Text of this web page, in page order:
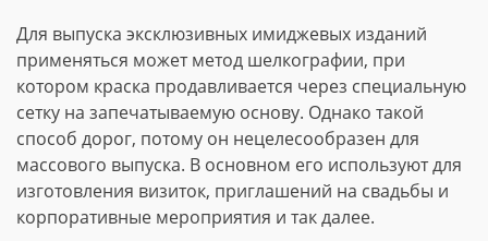
Для выпуска эксклюзивных имиджевых изданий
применяться может метод шелкографии, при
котором краска продавливается через специальную
сетку на запечатываемую основу. Однако такой
способ дорог, потому он нецелесообразен для
массового выпуска. В основном его используют для
изготовления визиток, приглашений на свадьбы и
корпоративные мероприятия и так далее.